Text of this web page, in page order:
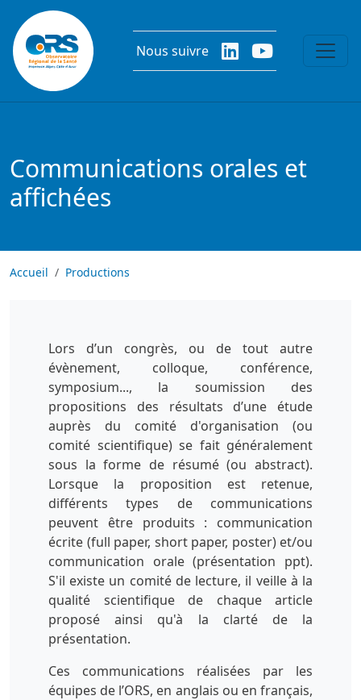
Aller au contenu principal
Nous suivre
Communications orales et
affichées
Accueil Productions
Lors d’un congrès, ou de tout autre
évènement, colloque, conférence,
symposium..., la soumission des
propositions des résultats d’une étude
auprès du comité d'organisation (ou
comité scientifique) se fait généralement
sous la forme de résumé (ou abstract).
Lorsque la proposition est retenue,
différents types de communications
peuvent être produits : communication
écrite (full paper, short paper, poster) et/ou
communication orale (présentation ppt).
S'il existe un comité de lecture, il veille à la
qualité scientifique de chaque article
proposé ainsi qu'à la clarté de la
présentation.
Ces communications réalisées par les
équipes de l’ORS, en anglais ou en français,